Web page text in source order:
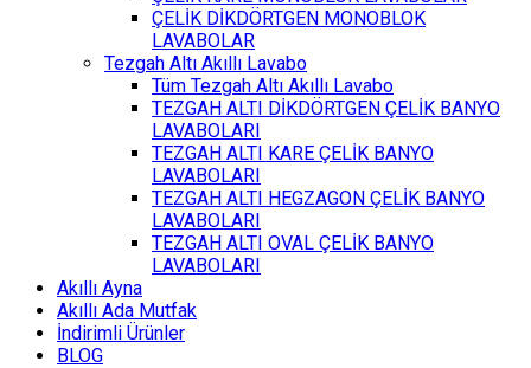
ÇELİK DİKDÖRTGEN MONOBLOK
LAVABOLAR
Tezgah Altı Akıllı Lavabo
Tüm Tezgah Altı Akıllı Lavabo
TEZGAH ALTI DİKDÖRTGEN ÇELİK BANYO
LAVABOLARI
TEZGAH ALTI KARE ÇELİK BANYO
LAVABOLARI
TEZGAH ALTI HEGZAGON ÇELİK BANYO
LAVABOLARI
TEZGAH ALTI OVAL ÇELİK BANYO
LAVABOLARI
Akıllı Ayna
Akıllı Ada Mutfak
İndirimli Ürünler
BLOG